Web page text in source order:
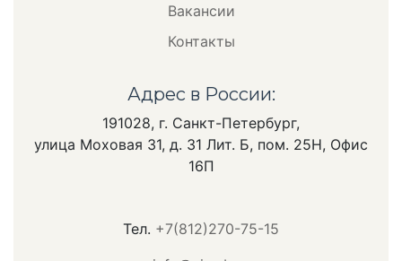
Вакансии
Контакты
Адрес в России:
191028, г. Санкт-Петербург,
улица Моховая 31, д. 31 Лит. Б, пом. 25Н, Офис
16П
Тел. +7(812)270-75-15